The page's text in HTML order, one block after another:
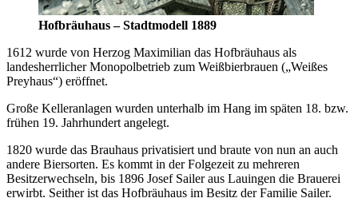
Hofbräuhaus – Stadtmodell 1889
1612 wurde von Herzog Maximilian das Hofbräuhaus als
landesherrlicher Monopolbetrieb zum Weißbierbrauen („Weißes
Preyhaus“) eröffnet.
Große Kelleranlagen wurden unterhalb im Hang im späten 18. bzw.
frühen 19. Jahrhundert angelegt.
1820 wurde das Brauhaus privatisiert und braute von nun an auch
andere Biersorten. Es kommt in der Folgezeit zu mehreren
Besitzerwechseln, bis 1896 Josef Sailer aus Lauingen die Brauerei
erwirbt. Seither ist das Hofbräuhaus im Besitz der Familie Sailer.